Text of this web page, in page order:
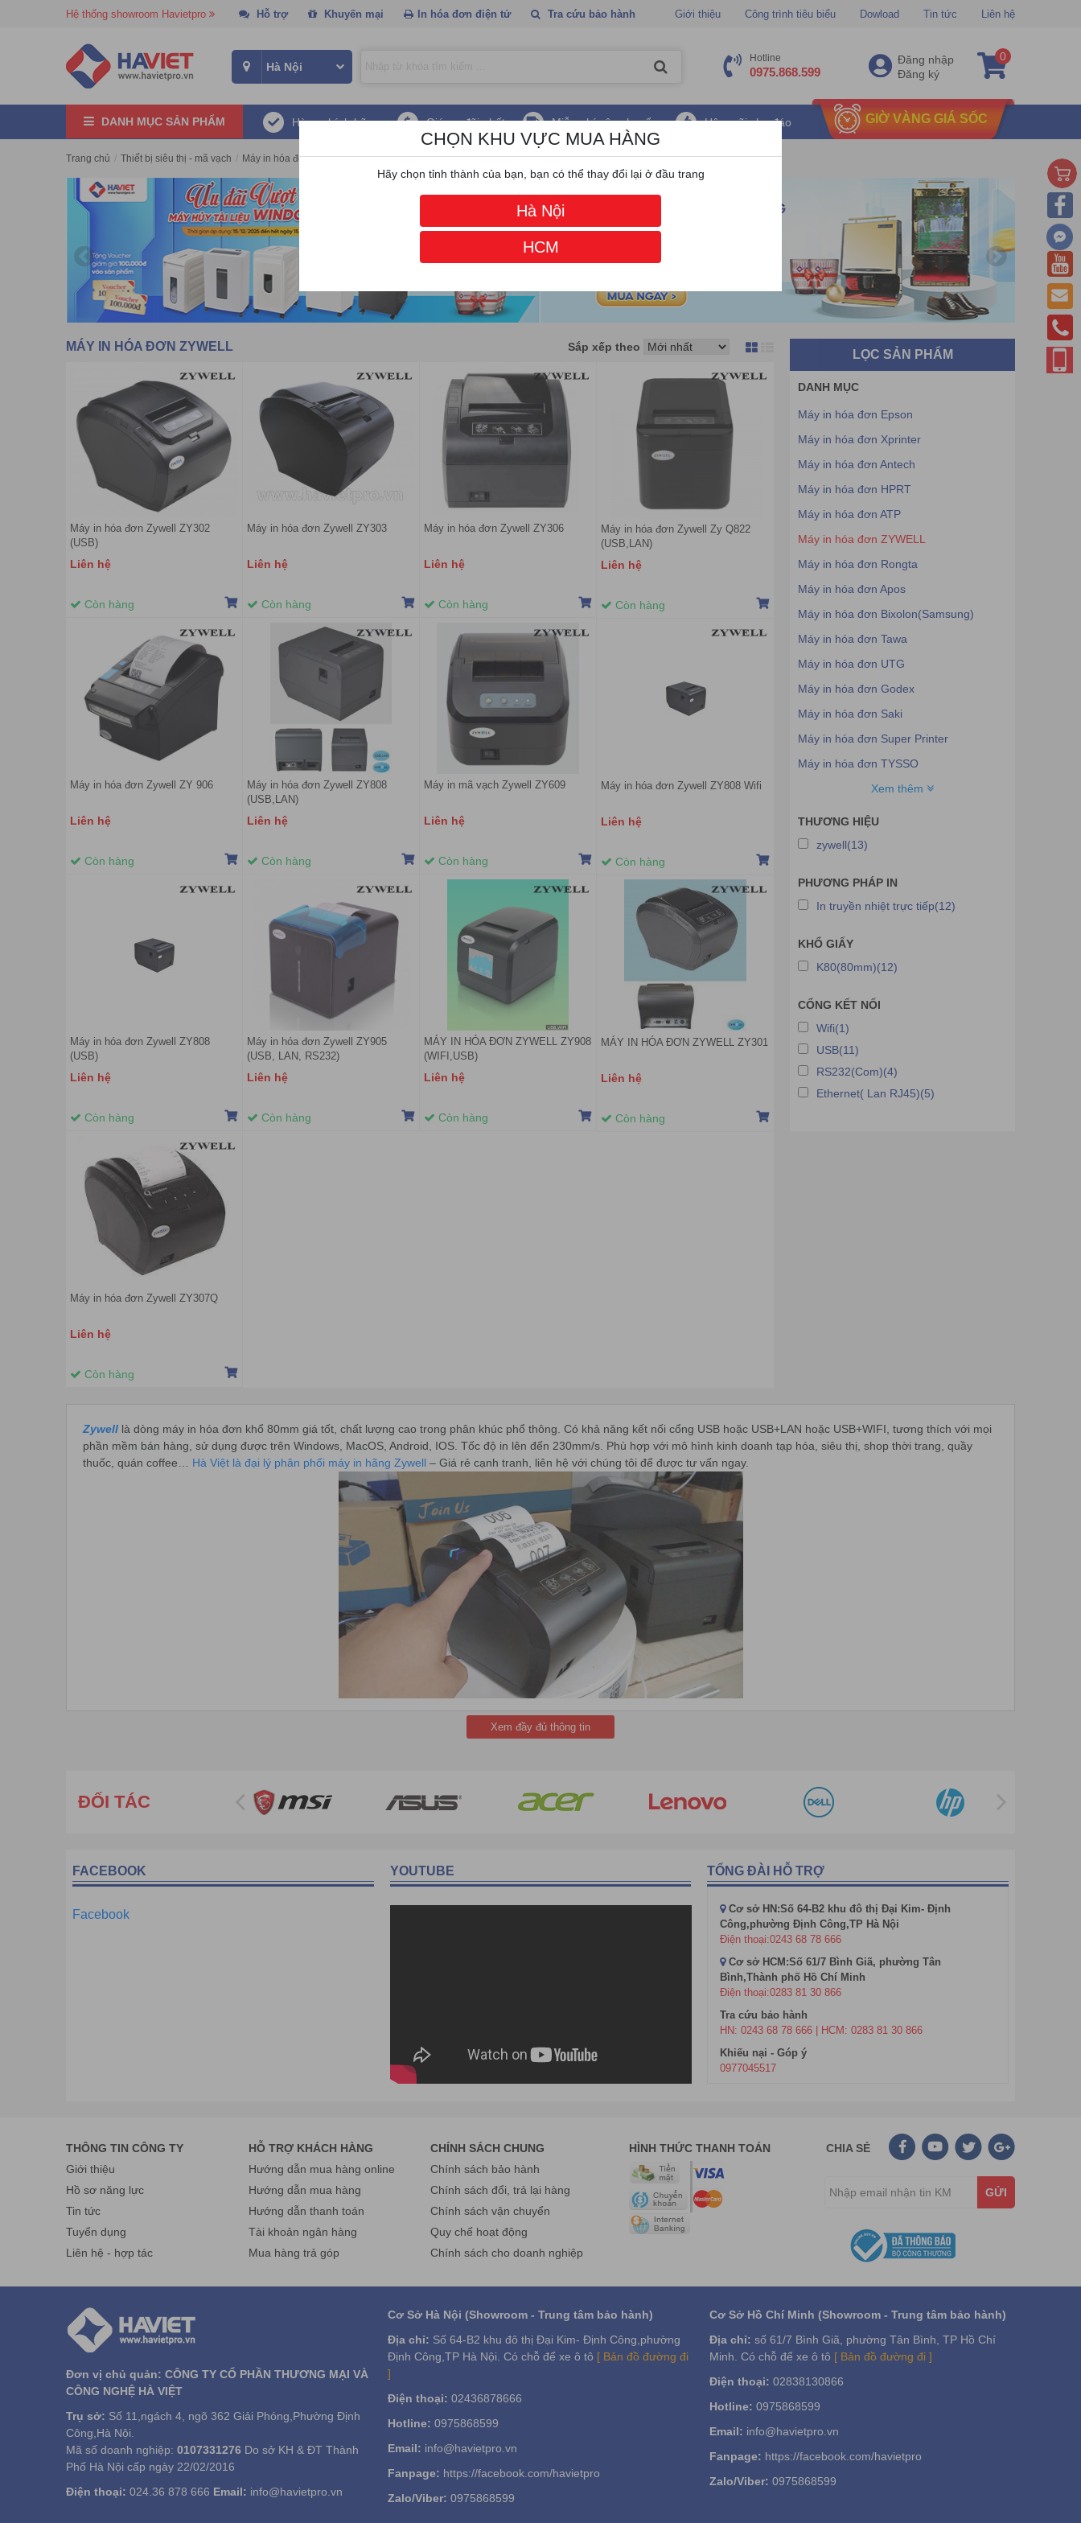
Hệ thống showroom Havietpro Hỗ trợ Khuyến mại In hóa đơn điện tử Tra cứu bảo hành Giới thiệu Công trình tiêu biểu Dowload Tin tức Liên hệ
Hotline
0975.868.599
Đăng nhập
Đăng ký
0
DANH MỤC SẢN PHẨM Hàng chính hãng Giá ưu đãi nhất Miễn phí vận chuyển Hậu mãi chu đáo GIỜ VÀNG GIÁ SỐC
Trang chủ / Thiết bị siêu thị - mã vạch / Máy in hóa đơn / Máy in hóa đơn ZYWELL
MÁY IN HÓA ĐƠN ZYWELL Sắp xếp theo
Máy in hóa đơn Zywell ZY302
(USB)
Liên hệ
Còn hàng
Máy in hóa đơn Zywell ZY303
Liên hệ
Còn hàng
Máy in hóa đơn Zywell ZY306
Liên hệ
Còn hàng
Máy in hóa đơn Zywell Zy Q822
(USB,LAN)
Liên hệ
Còn hàng
Máy in hóa đơn Zywell ZY 906
Liên hệ
Còn hàng
Máy in hóa đơn Zywell ZY808
(USB,LAN)
Liên hệ
Còn hàng
Máy in mã vạch Zywell ZY609
Liên hệ
Còn hàng
Máy in hóa đơn Zywell ZY808 Wifi
Liên hệ
Còn hàng
Máy in hóa đơn Zywell ZY808
(USB)
Liên hệ
Còn hàng
Máy in hóa đơn Zywell ZY905
(USB, LAN, RS232)
Liên hệ
Còn hàng
MÁY IN HÓA ĐƠN ZYWELL ZY908
(WIFI,USB)
Liên hệ
Còn hàng
MÁY IN HÓA ĐƠN ZYWELL ZY301
Liên hệ
Còn hàng
Máy in hóa đơn Zywell ZY307Q
Liên hệ
Còn hàng
LỌC SẢN PHẨM
DANH MỤC
Máy in hóa đơn Epson
Máy in hóa đơn Xprinter
Máy in hóa đơn Antech
Máy in hóa đơn HPRT
Máy in hóa đơn ATP
Máy in hóa đơn ZYWELL
Máy in hóa đơn Rongta
Máy in hóa đơn Apos
Máy in hóa đơn Bixolon(Samsung)
Máy in hóa đơn Tawa
Máy in hóa đơn UTG
Máy in hóa đơn Godex
Máy in hóa đơn Saki
Máy in hóa đơn Super Printer
Máy in hóa đơn TYSSO
Máy in hóa đơn Sewoo
Máy in hóa đơn Dataprint
Máy in hóa đơn HTP
Máy in hóa đơn Zonerich
Máy in hóa đơn Ecoprint
Máy in hóa đơn Datamax
Máy in hóa đơn Xpos
Máy in hóa đơn Scangle
Máy in hóa đơn Ocom
Máy in hóa đơn Sprinter
Máy in hóa đơn Richta
Xem thêm
THƯƠNG HIỆU
zywell(13)
PHƯƠNG PHÁP IN
In truyền nhiệt trực tiếp(12)
KHỔ GIẤY
K80(80mm)(12)
CỔNG KẾT NỐI
Wifi(1)
USB(11)
RS232(Com)(4)
Ethernet( Lan RJ45)(5)
Zywell là dòng máy in hóa đơn khổ 80mm giá tốt, chất lượng cao trong phân khúc phổ thông. Có khả năng kết nối cổng USB hoặc USB+LAN hoặc USB+WIFI, tương thích với mọi
phần mềm bán hàng, sử dụng được trên Windows, MacOS, Android, IOS. Tốc độ in lên đến 230mm/s. Phù hợp với mô hình kinh doanh tạp hóa, siêu thị, shop thời trang, quầy
thuốc, quán coffee… Hà Việt là đại lý phân phối máy in hãng Zywell – Giá rẻ cạnh tranh, liên hệ với chúng tôi để được tư vấn ngay.
– Tốc độ nhanh, tiếng ồn thấp, độ phân giải cao, cho ra bản in sắc nét nhất.
– Hỗ trợ Windows + Iphone + Adroid và cổng LAN để có thể in không dây
– Bộ nhớ đệm lên tới 256kbytes thuộc TOP của máy in bill
– Được dùng rất phổ biến trong các mô hình thương mại bán lẻ như là quán cafe, quán ăn, nhà hàng, shop bán lẻ,…
Xem đầy đủ thông tin
ĐỐI TÁC
FACEBOOK
Facebook
YOUTUBE TỔNG ĐÀI HỖ TRỢ
Cơ sở HN:Số 64-B2 khu đô thị Đại Kim- Định
Công,phường Định Công,TP Hà Nội
Điện thoại:0243 68 78 666
Cơ sở HCM:Số 61/7 Bình Giã, phường Tân
Bình,Thành phố Hồ Chí Minh
Điện thoại:0283 81 30 866
Tra cứu bảo hành
HN: 0243 68 78 666 | HCM: 0283 81 30 866
Khiếu nại - Góp ý
0977045517
THÔNG TIN CÔNG TY
Giới thiệu
Hồ sơ năng lực
Tin tức
Tuyển dụng
Liên hệ - hợp tác
HỖ TRỢ KHÁCH HÀNG
Hướng dẫn mua hàng online
Hướng dẫn mua hàng
Hướng dẫn thanh toán
Tài khoản ngân hàng
Mua hàng trả góp
CHÍNH SÁCH CHUNG
Chính sách bảo hành
Chính sách đổi, trả lại hàng
Chính sách vận chuyển
Quy chế hoạt động
Chính sách cho doanh nghiệp
HÌNH THỨC THANH TOÁN CHIA SẺ
GỬI
Đơn vị chủ quản: CÔNG TY CỔ PHẦN THƯƠNG MẠI VÀ
CÔNG NGHỆ HÀ VIỆT
Trụ sở: Số 11,ngách 4, ngõ 362 Giải Phóng,Phường Định
Công,Hà Nội.
Mã số doanh nghiệp: 0107331276 Do sở KH & ĐT Thành
Phố Hà Nội cấp ngày 22/02/2016
Điện thoại: 024.36 878 666 Email: info@havietpro.vn
Cơ Sở Hà Nội (Showroom - Trung tâm bảo hành)
Địa chỉ: Số 64-B2 khu đô thị Đại Kim- Định Công,phường
Định Công,TP Hà Nội. Có chỗ để xe ô tô [ Bản đồ đường đi
]
Điện thoại: 02436878666
Hotline: 0975868599
Email: info@havietpro.vn
Fanpage: https://facebook.com/havietpro
Zalo/Viber: 0975868599
Cơ Sở Hồ Chí Minh (Showroom - Trung tâm bảo hành)
Địa chỉ: số 61/7 Bình Giã, phường Tân Bình, TP Hồ Chí
Minh. Có chỗ để xe ô tô [ Bản đồ đường đi ]
Điện thoại: 02838130866
Hotline: 0975868599
Email: info@havietpro.vn
Fanpage: https://facebook.com/havietpro
Zalo/Viber: 0975868599
CHỌN KHU VỰC MUA HÀNG
Hãy chọn tỉnh thành của bạn, bạn có thể thay đổi lại ở đầu trang
Hà Nội
HCM